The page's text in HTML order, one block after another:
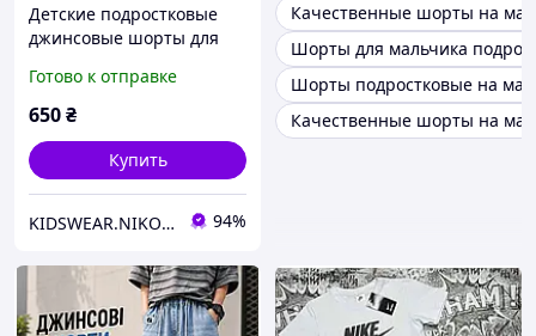
Детские подростковые
джинсовые шорты для
Готово к отправке
650₴
Купить
KIDSWEAR.NIKO Магазин детской одежды и обуви 94%
Качественные шорты на
Шорты для мальчика
Шорты подростковые на
Качественные шорты на